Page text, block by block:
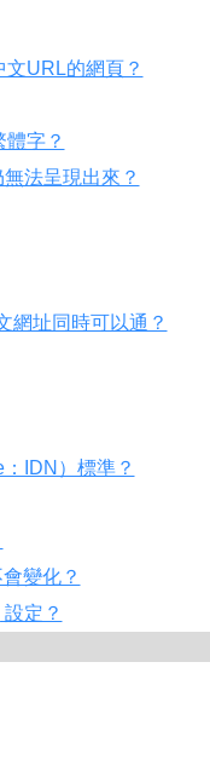
URL的網頁？
字？
法呈現出來？
網址同時可以通？
IDN）標準？
變化？
定？